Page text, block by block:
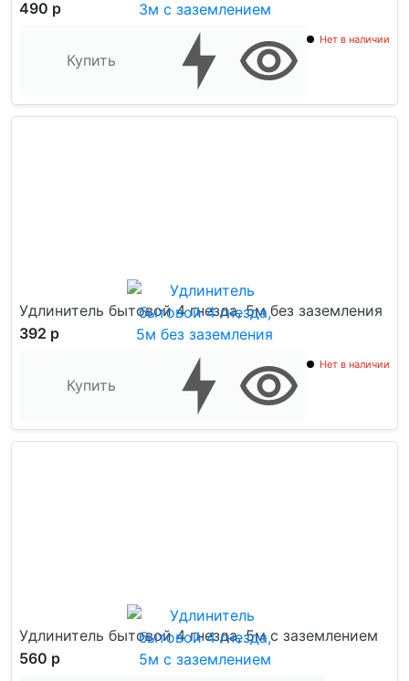
490 р
Купить
Нет в наличии
Удлинитель бытовой 4 гнезда, 5м без заземления
392 р
Купить
Нет в наличии
Удлинитель бытовой 4 гнезда, 5м с заземлением
560 р